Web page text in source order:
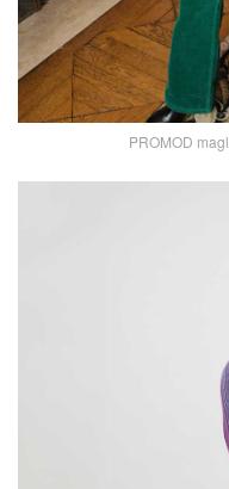
PROMOD